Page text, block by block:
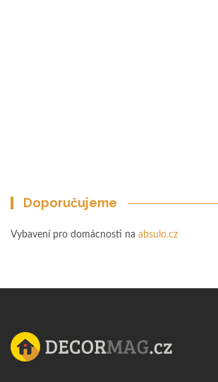
Doporučujeme
Vybavení pro domácnosti na absulo.cz